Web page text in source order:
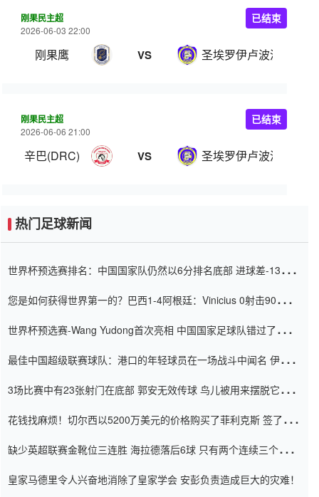
刚果民主超
2026-06-03 22:00
刚果鹰 VS 圣埃罗伊卢波波
已结束
刚果民主超
2026-06-06 21:00
辛巴(DRC) VS 圣埃罗伊卢波波
已结束
热门足球新闻
世界杯预选赛排名：中国国家队仍然以6分排名底部 进球差-13令人
您是如何获得世界第一的？巴西1-4阿根廷：Vinicius 0射击90分钟
世界杯预选赛-Wang Yudong首次亮相 中国国家足球队错过了世界
最佳中国超级联赛球队：港口的年轻球员在一场战斗中闻名 伊万放
3场比赛中有23张射门在底部 郭安无效传球 鸟儿被用来摆脱它
花钱找麻烦！切尔西以5200万美元的价格购买了菲利克斯 签了7年
缺少英超联赛金靴位三连胜 海拉德落后6球 只有两个连续三个连续
皇家马德里令人兴奋地消除了皇家学会 安彭负责造成巨大的灾难！